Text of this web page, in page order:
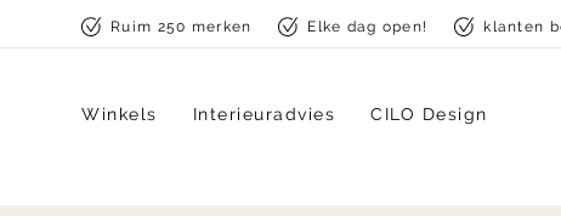
Skip to contentRuim 250 merken Elke dag open! klanten
Winkels Interieuradvies CILO Design